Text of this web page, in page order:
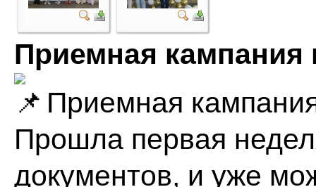
Приемная кампания
Приемная
Прошла первая
документов, и уже